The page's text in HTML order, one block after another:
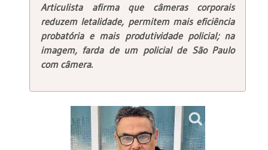
Articulista afirma que câmeras corporais
reduzem letalidade, permitem mais eficiência
probatória e mais produtividade policial; na
imagem, farda de um policial de São Paulo
com câmera.